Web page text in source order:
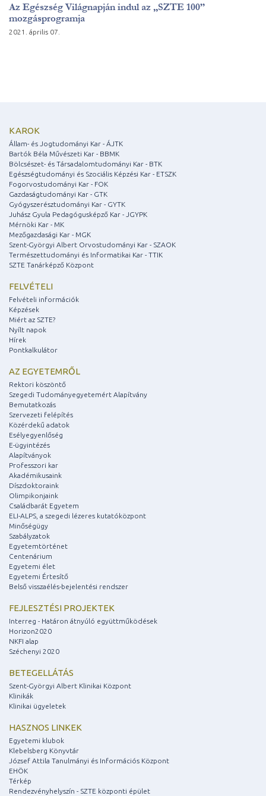
Az Egészség Világnapján indul az „SZTE 100”
mozgásprogramja
2021. április 07.
KAROK
Állam- és Jogtudományi Kar - ÁJTK
Bartók Béla Művészeti Kar - BBMK
Bölcsészet- és Társadalomtudományi Kar - BTK
Egészségtudományi és Szociális Képzési Kar - ETSZK
Fogorvostudományi Kar - FOK
Gazdaságtudományi Kar - GTK
Gyógyszerésztudományi Kar - GYTK
Juhász Gyula Pedagógusképző Kar - JGYPK
Mérnöki Kar - MK
Mezőgazdasági Kar - MGK
Szent-Györgyi Albert Orvostudományi Kar - SZAOK
Természettudományi és Informatikai Kar - TTIK
SZTE Tanárképző Központ
FELVÉTELI
Felvételi információk
Képzések
Miért az SZTE?
Nyílt napok
Hírek
Pontkalkulátor
AZ EGYETEMRŐL
Rektori köszöntő
Szegedi Tudományegyetemért Alapítvány
Bemutatkozás
Szervezeti felépítés
Közérdekű adatok
Esélyegyenlőség
E-ügyintézés
Alapítványok
Professzori kar
Akadémikusaink
Díszdoktoraink
Olimpikonjaink
Családbarát Egyetem
ELI-ALPS, a szegedi lézeres kutatóközpont
Minőségügy
Szabályzatok
Egyetemtörténet
Centenárium
Egyetemi élet
Egyetemi Értesítő
Belső visszaélés-bejelentési rendszer
FEJLESZTÉSI PROJEKTEK
Interreg - Határon átnyúló együttműködések
Horizon2020
NKFI alap
Széchenyi 2020
BETEGELLÁTÁS
Szent-Györgyi Albert Klinikai Központ
Klinikák
Klinikai ügyeletek
HASZNOS LINKEK
Egyetemi klubok
Klebelsberg Könyvtár
József Attila Tanulmányi és Információs Központ
EHÖK
Térkép
Rendezvényhelyszín - SZTE központi épület